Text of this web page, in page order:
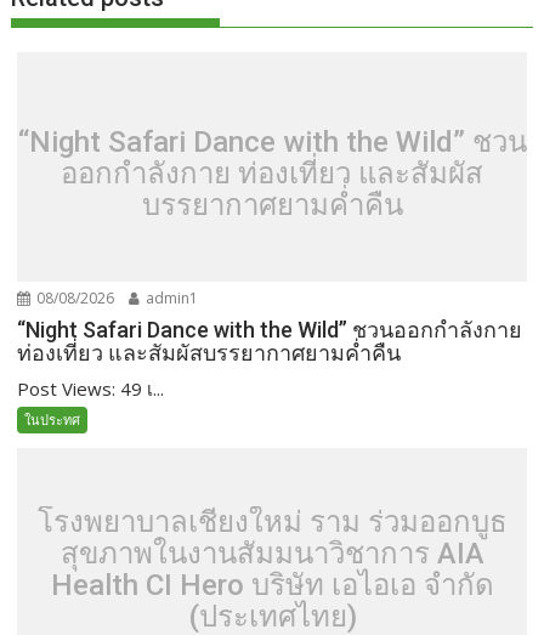
“Night Safari Dance with the Wild” ชวน
ออกกำลังกาย ท่องเที่ยว และสัมผัส
บรรยากาศยามค่ำคืน
08/08/2026 admin1
“Night Safari Dance with the Wild” ชวนออกกำลังกาย
ท่องเที่ยว และสัมผัสบรรยากาศยามค่ำคืน
Post Views: 49 เ...
ในประทศ
โรงพยาบาลเชียงใหม่ ราม ร่วมออกบูธ
สุขภาพในงานสัมมนาวิชาการ AIA
Health CI Hero บริษัท เอไอเอ จำกัด
(ประเทศไทย)